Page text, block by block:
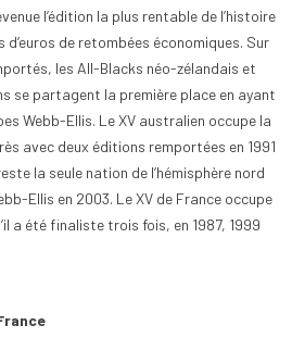
l’édition la plus rentable de l’histoire
de retombées économiques. Sur
les All-Blacks néo-zélandais et
se partagent la première place en ayant
Webb-Ellis. Le XV australien occupe la
avec deux éditions remportées en 1991
la seule nation de l’hémisphère nord
Ellis en 2003. Le XV de France occupe
a été finaliste trois fois, en 1987, 1999